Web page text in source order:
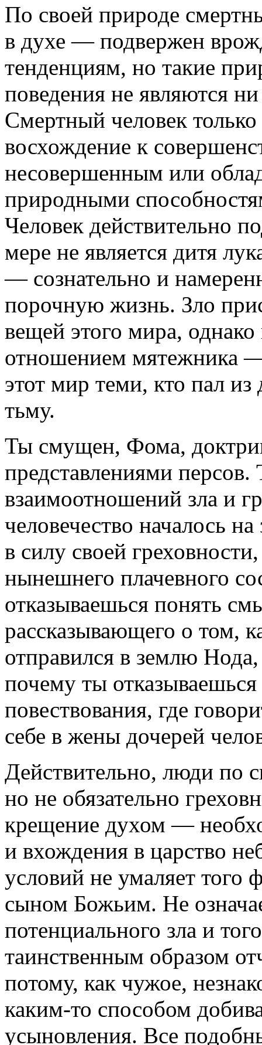
По своей природе
в духе — подвержен
тенденциям, но такие
поведения не являются
Смертный человек только
восхождение к
несовершенным или
природными
Человек действительно
мере не является дитя
— сознательно и
порочную жизнь. Зло
вещей этого мира,
отношением мятежника
этот мир теми, кто пал
тьму.
Ты смущен, Фома,
представлениями
взаимоотношений зла и
человечество началось
в силу своей
нынешнего плачевного
отказываешься понять
рассказывающего о том,
отправился в землю
почему ты отказываешься
повествования, где
себе в жены дочерей
Действительно, люди по
но не обязательно
крещение духом —
и вхождения в царство
условий не умаляет того
сыном Божьим. Не
потенциального зла и
таинственным образом
потому, как чужое,
каким-то способом
усыновления. Все